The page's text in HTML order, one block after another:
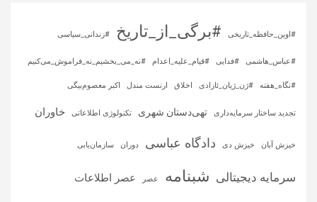
#اوین_حافظه_تاریخی #برگی_از_تاریخ #زندانی_سیاسی
#عباس_هاشمی #فدایی #قیام_علیه_اعدام #نه_می_بخشیم_نه_فراموش_می‌کنیم
#نگاه_هفته #ژن_ژیان_ئازادی اخلاق ارنست مندل اکبر معصوم‌بیگی
تجدید ساختار سرمایه‌داری تهی‌دستان شهری تکنولوژی اطلاعاتی خاوران
خیزش آبان خیزش دی دادگاه عباسی دوران سازمان‌یابی
سرمایه‌ دیجیتالی شبنامه عصر عصر اطلاعات